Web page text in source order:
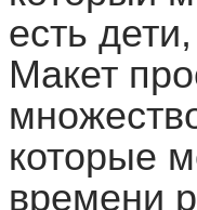
есть
Макет
которые
времени